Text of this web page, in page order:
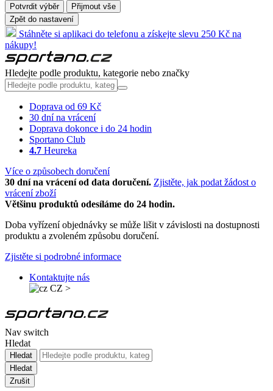
Potvrdit výběr
Přijmout vše
Zpět do nastavení
Stáhněte si aplikaci do telefonu a získejte slevu 250 Kč na
nákupy!
Hledejte podle produktu, kategorie nebo značky
Doprava od 69 Kč
30 dní na vrácení
Doprava dokonce i do 24 hodin
Sportano Club
4.7 Heureka
Více o způsobech doručení
30 dní na vrácení od data doručení. Zjistěte, jak podat žádost o
vrácení zboží
Většinu produktů odesíláme do 24 hodin.
Doba vyřízení objednávky se může lišit v závislosti na dostupnosti
produktu a zvoleném způsobu doručení.
Zjistěte si podrobné informace
Kontaktujte nás
CZ >
Nav switch
Hledat
Hledat
Hledat
Zrušit